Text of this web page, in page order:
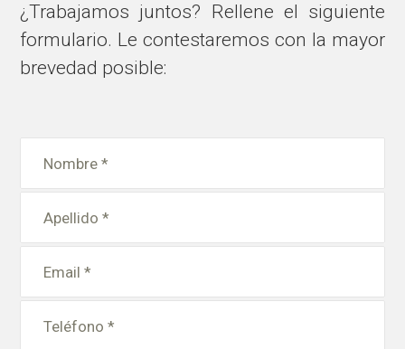
¿Trabajamos juntos? Rellene el siguiente
formulario. Le contestaremos con la mayor
brevedad posible: